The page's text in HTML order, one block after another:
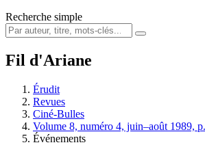
Recherche simple
Fil d'Ariane
Érudit
Revues
Ciné-Bulles
Volume 8, numéro 4, juin–août 1989,
Événements